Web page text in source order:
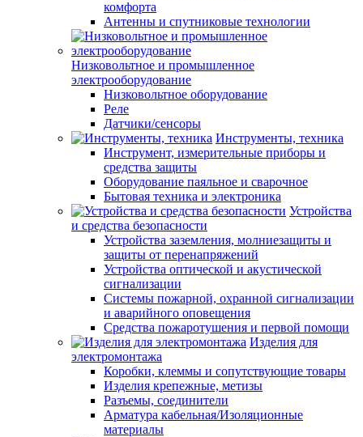
комфорта
Антенны и спутниковые технологии
Низковольтное и промышленное
электрооборудование
Низковольтное оборудование
Реле
Датчики/сенсоры
Инструменты, техника
Инструмент, измерительные приборы и
средства защиты
Оборудование паяльное и сварочное
Бытовая техника и электроника
Устройства
и средства безопасности
Устройства заземления, молниезащиты и
защиты от перенапряжений
Устройства оптической и акустической
сигнализации
Системы пожарной, охранной сигнализации
и аварийного оповещения
Средства пожаротушения и первой помощи
Изделия для
электромонтажа
Коробки, клеммы и сопутствующие товары
Изделия крепежные, метизы
Разъемы, соединители
Арматура кабельная/Изоляционные
материалы